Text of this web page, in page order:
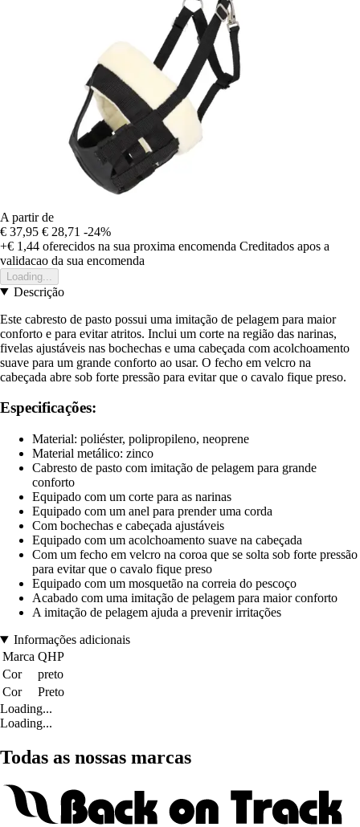
A partir de
€ 37,95 € 28,71 -24%
+€ 1,44 oferecidos na sua proxima encomenda Creditados apos a
validacao da sua encomenda
Loading...
Descrição
Este cabresto de pasto possui uma imitação de pelagem para maior
conforto e para evitar atritos. Inclui um corte na região das narinas,
fivelas ajustáveis nas bochechas e uma cabeçada com acolchoamento
suave para um grande conforto ao usar. O fecho em velcro na
cabeçada abre sob forte pressão para evitar que o cavalo fique preso.
Especificações:
Material: poliéster, polipropileno, neoprene
Material metálico: zinco
Cabresto de pasto com imitação de pelagem para grande
conforto
Equipado com um corte para as narinas
Equipado com um anel para prender uma corda
Com bochechas e cabeçada ajustáveis
Equipado com um acolchoamento suave na cabeçada
Com um fecho em velcro na coroa que se solta sob forte pressão
para evitar que o cavalo fique preso
Equipado com um mosquetão na correia do pescoço
Acabado com uma imitação de pelagem para maior conforto
A imitação de pelagem ajuda a prevenir irritações
Informações adicionais
Marca QHP
Cor
preto
Cor
Preto
Loading...
Loading...
Todas as nossas marcas